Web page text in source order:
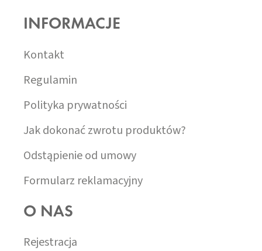
INFORMACJE
Kontakt
Regulamin
Polityka prywatności
Jak dokonać zwrotu produktów?
Odstąpienie od umowy
Formularz reklamacyjny
O NAS
Rejestracja